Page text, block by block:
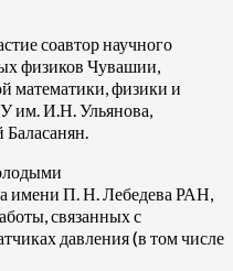
соавтор научного
физиков Чувашии,
математики, физики и
им. И.Н. Ульянова,
имени П. Н. Лебедева РАН,
связанных с
давления (в том числе